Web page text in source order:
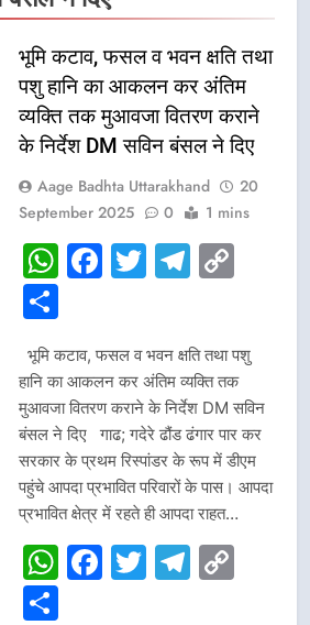
भूमि कटाव, फसल व भवन क्षति तथा
पशु हानि का आकलन कर अंतिम
व्यक्ति तक मुआवजा वितरण कराने
के निर्देश DM सविन बंसल ने दिए
Aage Badhta Uttarakhand
20
September 2025
0 1 mins
WhatsApp
Facebook
Twitter
Share
भूमि कटाव, फसल व भवन क्षति तथा पशु
हानि का आकलन कर अंतिम व्यक्ति तक
मुआवजा वितरण कराने के निर्देश DM सविन
बंसल ने दिए गाढ; गदेरे ढौंड ढंगार पार कर
सरकार के प्रथम रिस्पांडर के रूप में डीएम
पहुंचे आपदा प्रभावित परिवारों के पास। आपदा
प्रभावित क्षेत्र में रहते ही आपदा राहत…
WhatsApp
Facebook
Twitter
Share